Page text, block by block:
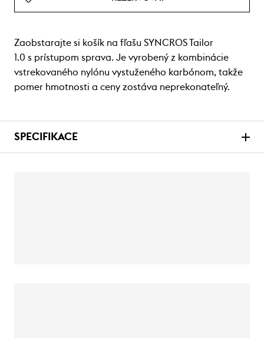
Zaobstarajte si košík na fľašu SYNCROS Tailor
1.0 s prístupom sprava. Je vyrobený z kombinácie
vstrekovaného nylónu vystuženého karbónom, takže
pomer hmotnosti a ceny zostáva neprekonateľný.
SPECIFIKACE